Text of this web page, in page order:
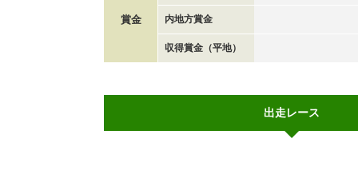
賞金 内地方賞金
収得賞金（平地）
出走レース